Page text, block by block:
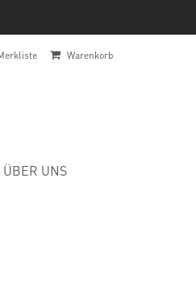
Warenkorb
ÜBER UNS